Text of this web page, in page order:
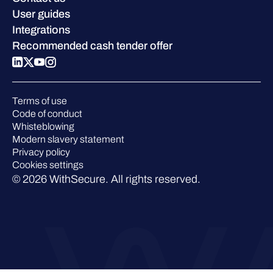
Compare us
Blog
Podcasts
Events
Webinars
Pressroom
User guides
Integrations
Recommended cash tender offer
Terms of use
Code of conduct
Whisteblowing
Modern slavery statement
Privacy policy
Cookies settings
© 2026 WithSecure. All rights reserved.